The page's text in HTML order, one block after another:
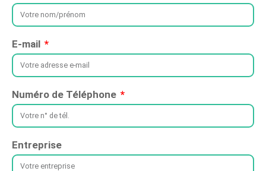
E-mail
Numéro de Téléphone
Entreprise